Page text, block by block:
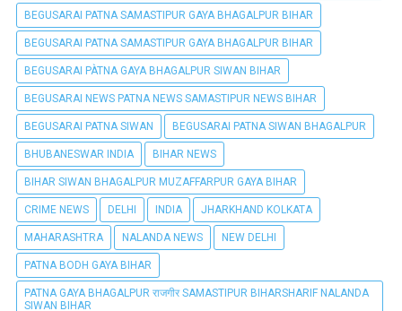
BEGUSARAI PATNA SAMASTIPUR GAYA BHAGALPUR BIHAR
BEGUSARAI PATNA SAMASTIPUR GAYA BHAGALPUR BIHAR
BEGUSARAI PÀTNA GAYA BHAGALPUR SIWAN BIHAR
BEGUSARAI NEWS PATNA NEWS SAMASTIPUR NEWS BIHAR
BEGUSARAI PATNA SIWAN BEGUSARAI PATNA SIWAN BHAGALPUR
BHUBANESWAR INDIA BIHAR NEWS
BIHAR SIWAN BHAGALPUR MUZAFFARPUR GAYA BIHAR
CRIME NEWS DELHI INDIA JHARKHAND KOLKATA
MAHARASHTRA NALANDA NEWS NEW DELHI
PATNA BODH GAYA BIHAR
PATNA GAYA BHAGALPUR राजगीर SAMASTIPUR BIHARSHARIF NALANDA
SIWAN BIHAR